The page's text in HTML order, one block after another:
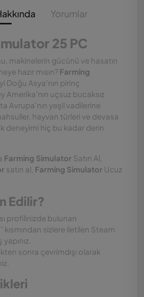
Yorumlar
25 PC
makinelerin gücünü ve hasatın
hazır mısın? Farming
Doğu Asya'nın pirinç
Amerika'nın uçsuz bucaksız
Avrupa'nın yeşil vadilerine
hayvan türleri ve devasa
deneyimi hiç bu kadar derin
Farming Simulator Satın Al,
satın al, Farming Simulator Ucuz
Edilir?
profilinizde bulunan
'' kısmından sizlere iletilen Steam
sonra çevrimdışı olarak